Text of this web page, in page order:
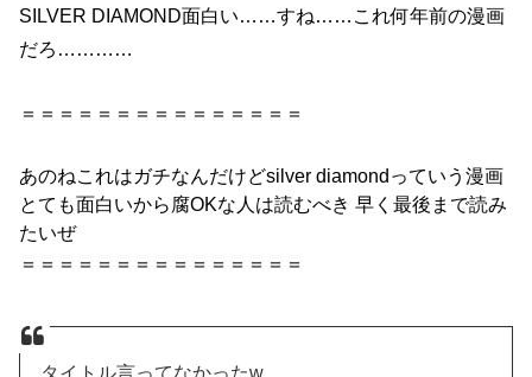
SILVER DIAMOND面白い……すね……これ何年前の漫画
だろ…………
＝＝＝＝＝＝＝＝＝＝＝＝＝＝＝
あのねこれはガチなんだけどsilver diamondっていう漫画
とても面白いから腐OKな人は読むべき 早く最後まで読み
たいぜ
＝＝＝＝＝＝＝＝＝＝＝＝＝＝＝
タイトル言ってなかったw